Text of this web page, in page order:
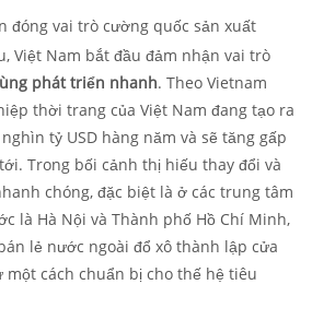
đóng vai trò cường quốc sản xuất
Việt Nam bắt đầu đảm nhận vai trò
phát triển nhanh. Theo Vietnam
thời trang của Việt Nam đang tạo ra
tỷ USD hàng năm và sẽ tăng gấp
Trong bối cảnh thị hiếu thay đổi và
chóng, đặc biệt là ở các trung tâm
là Hà Nội và Thành phố Hồ Chí Minh,
lẻ nước ngoài đổ xô thành lập cửa
một cách chuẩn bị cho thế hệ tiêu